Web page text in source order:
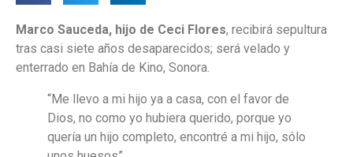
Marco Sauceda, hijo de Ceci Flores, recibirá sepultura
tras casi siete años desaparecidos; será velado y
enterrado en Bahía de Kino, Sonora.
“Me llevo a mi hijo ya a casa, con el favor de
Dios, no como yo hubiera querido, porque yo
quería un hijo completo, encontré a mi hijo, sólo